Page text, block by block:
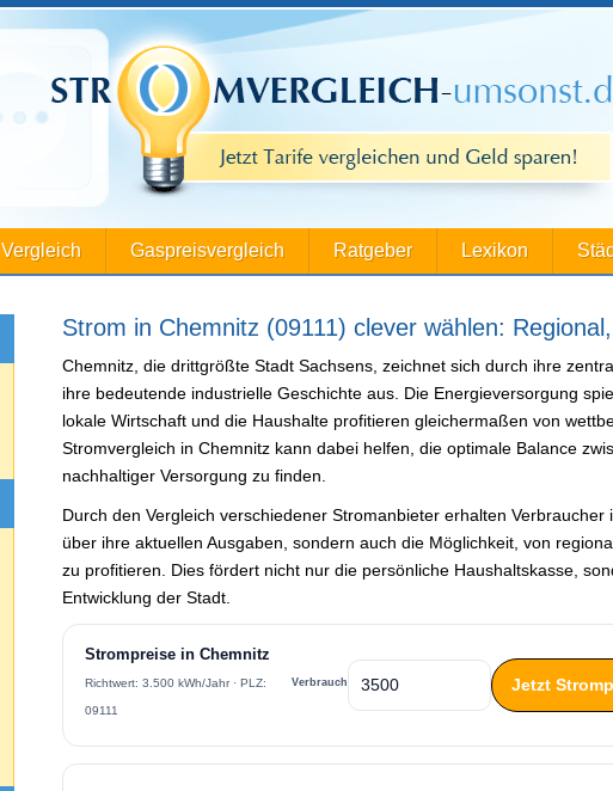
Vergleich Gaspreisvergleich Ratgeber Lexikon
Strom in Chemnitz (09111) clever wählen:
Chemnitz, die drittgrößte Stadt Sachsens, zeichnet sich durch ihre
ihre bedeutende industrielle Geschichte aus. Die Energieversorgung
lokale Wirtschaft und die Haushalte profitieren gleichermaßen von
Stromvergleich in Chemnitz kann dabei helfen, die optimale Balance
nachhaltiger Versorgung zu finden.
Durch den Vergleich verschiedener Stromanbieter erhalten
über ihre aktuellen Ausgaben, sondern auch die Möglichkeit, von
zu profitieren. Dies fördert nicht nur die persönliche Haushaltskasse,
Entwicklung der Stadt.
Strompreise in Chemnitz
Richtwert: 3.500 kWh/Jahr · PLZ:
09111
Verbrauch Jetzt